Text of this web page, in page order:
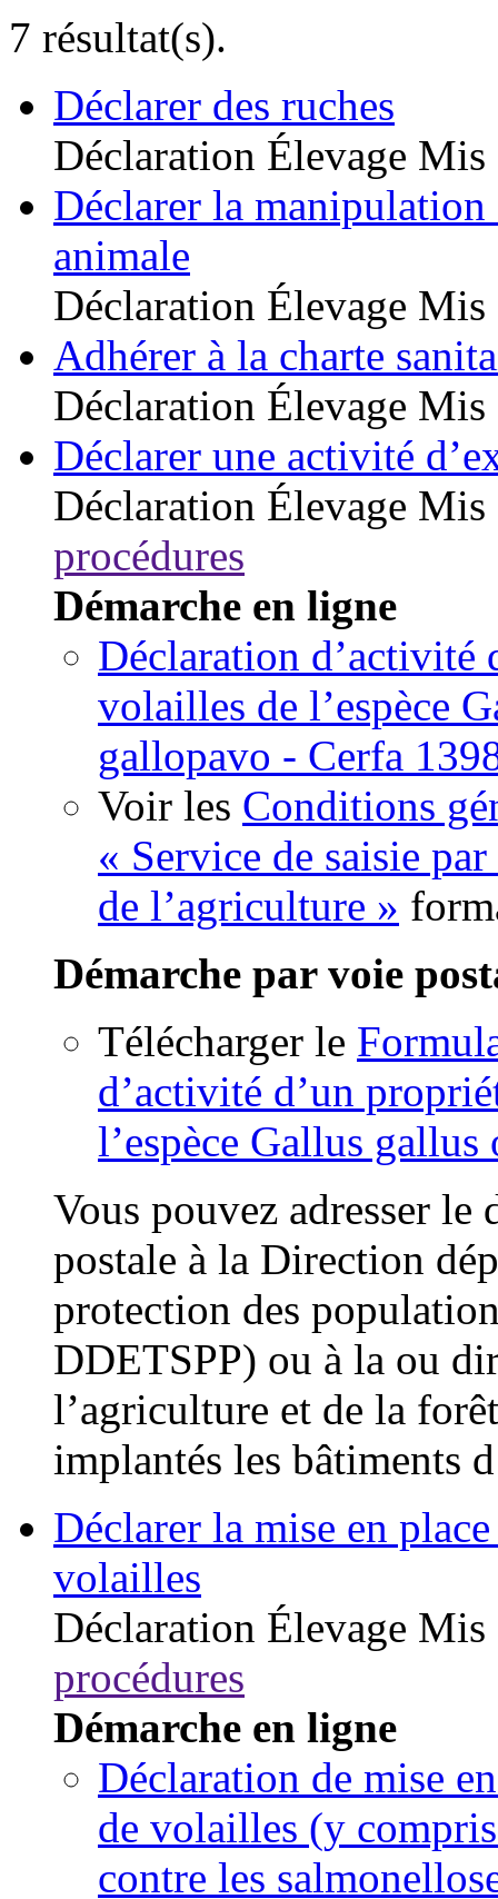
7 résultat(s).
Déclarer des ruches
Déclaration Élevage Mis
Déclarer la manipulation
animale
Déclaration Élevage Mis
Adhérer à la charte
Déclaration Élevage Mis
Déclarer une activité
Déclaration Élevage Mis
procédures
Démarche en ligne
Déclaration d’activité
volailles de l’espèce
gallopavo - Cerfa
Voir les Conditions
« Service de saisie
de l’agriculture »
Démarche par voie
Télécharger le
d’activité d’un
l’espèce Gallus
Vous pouvez adresser le
postale à la Direction
protection des
DDETSPP) ou à la ou
l’agriculture et de la
implantés les bâtiments
Déclarer la mise en
volailles
Déclaration Élevage Mis
procédures
Démarche en ligne
Déclaration de mise
de volailles (y
contre les